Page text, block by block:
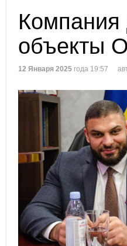
Компания
объекты
12 Января 2025 года 19:57